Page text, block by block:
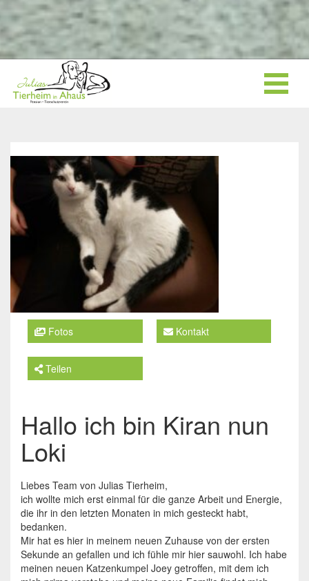
Fotos Kontakt
Teilen
Hallo ich bin Kiran nun
Loki
Liebes Team von Julias Tierheim,
ich wollte mich erst einmal für die ganze Arbeit und Energie,
die ihr in den letzten Monaten in mich gesteckt habt,
bedanken.
Mir hat es hier in meinem neuen Zuhause von der ersten
Sekunde an gefallen und ich fühle mir hier sauwohl. Ich habe
meinen neuen Katzenkumpel Joey getroffen, mit dem ich